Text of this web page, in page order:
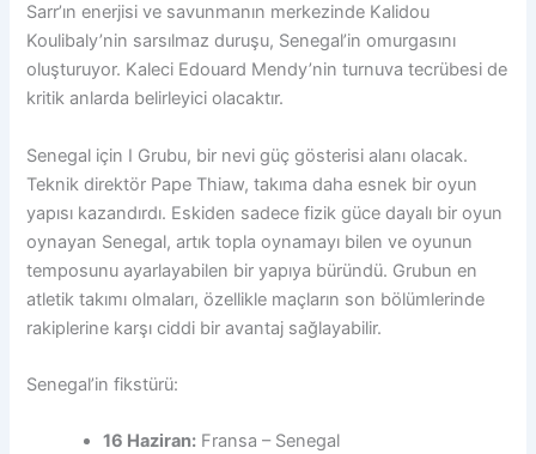
Sarr’ın enerjisi ve savunmanın merkezinde Kalidou
Koulibaly’nin sarsılmaz duruşu, Senegal’in omurgasını
oluşturuyor. Kaleci Edouard Mendy’nin turnuva tecrübesi de
kritik anlarda belirleyici olacaktır.
Senegal için I Grubu, bir nevi güç gösterisi alanı olacak.
Teknik direktör Pape Thiaw, takıma daha esnek bir oyun
yapısı kazandırdı. Eskiden sadece fizik güce dayalı bir oyun
oynayan Senegal, artık topla oynamayı bilen ve oyunun
temposunu ayarlayabilen bir yapıya büründü. Grubun en
atletik takımı olmaları, özellikle maçların son bölümlerinde
rakiplerine karşı ciddi bir avantaj sağlayabilir.
Senegal’in fikstürü:
16 Haziran: Fransa – Senegal